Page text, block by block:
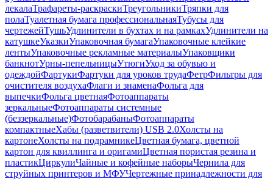
лекалаТрафареты-раскраскиТреугольникиТряпки для
полаТуалетная бумага профессиональнаяТубусы для
чертежейТушьУдлинители в бухтах и на рамкахУдлинители на
катушкеУказкиУпаковочная бумагаУпаковочные клейкие
лентыУпаковочные рекламные материалыУпаковщики
банкнотУрны-пепельницыУтюгиУход за обувью и
одеждойФартукиФартуки для уроков трудаФетрФильтры для
очистителя воздухаФлаги и знаменаФольга для
выпечкиФольга цветнаяФотоаппараты
зеркальныеФотоаппараты системные
(беззеркальные)ФотобарабаныФотоаппараты
компактныеХабы (разветвители) USB 2.0Холсты на
картонеХолсты на подрамникеЦветная бумага, цветной
картон для квиллинга и оригамиЦветная пористая резина и
пластикЦиркулиЧайные и кофейные наборыЧернила для
струйных принтеров и МФУЧертежные принадлежности для